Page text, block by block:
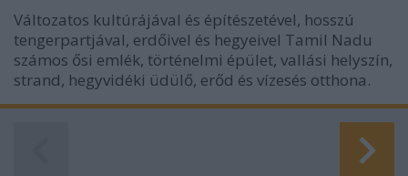
Változatos kultúrájával és építészetével, hosszú
tengerpartjával, erdőivel és hegyeivel Tamil Nadu
számos ősi emlék, történelmi épület, vallási helyszín,
strand, hegyvidéki üdülő, erőd és vízesés otthona.